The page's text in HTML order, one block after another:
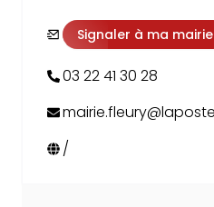
Signaler à ma mairie
03 22 41 30 28
/